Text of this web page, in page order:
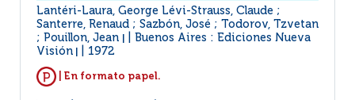
Lantéri-Laura, George Lévi-Strauss, Claude ;
Santerre, Renaud ; Sazbón, José ; Todorov, Tzvetan
; Pouillon, Jean
Buenos Aires : Ediciones Nueva
Visión
1972
| En formato papel.